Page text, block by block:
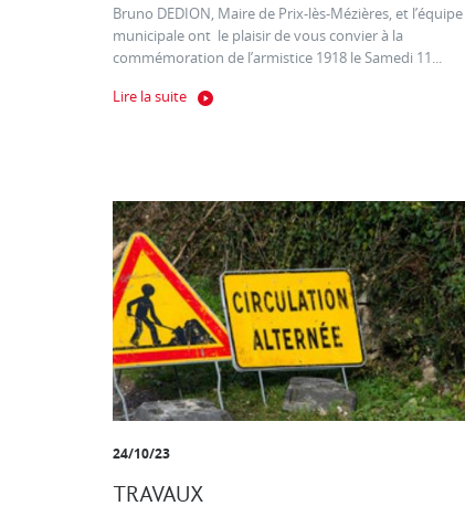
Bruno DEDION, Maire de Prix-lès-Mézières, et l’équipe
municipale ont le plaisir de vous convier à la
commémoration de l’armistice 1918 le Samedi 11...
Lire la suite
24/10/23
TRAVAUX